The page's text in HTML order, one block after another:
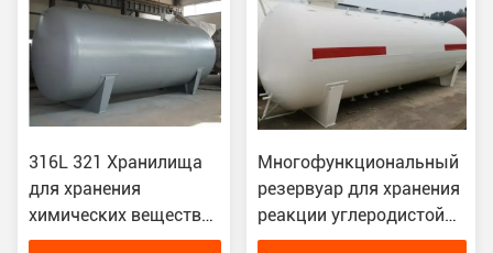
316L 321 Хранилища
для хранения
химических веществ
для реакции
Многофункциональный
резервуар для хранения
реакции углеродистой
стали для химической